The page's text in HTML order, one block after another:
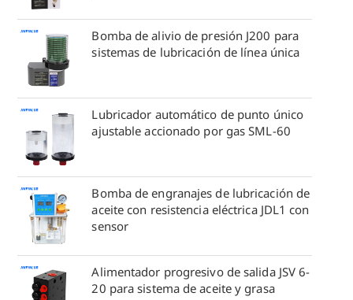
Bomba de alivio de presión J200 para
sistemas de lubricación de línea única
Lubricador automático de punto único
ajustable accionado por gas SML-60
Bomba de engranajes de lubricación de
aceite con resistencia eléctrica JDL1 con
sensor
Alimentador progresivo de salida JSV 6-
20 para sistema de aceite y grasa